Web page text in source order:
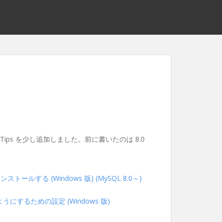
を少し追加しました。前に書いたのは 8.0
ストールする (Windows 版) (MySQL 8.0～)
にするための設定 (Windows 版)